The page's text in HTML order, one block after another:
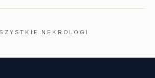
NEKROLOGI